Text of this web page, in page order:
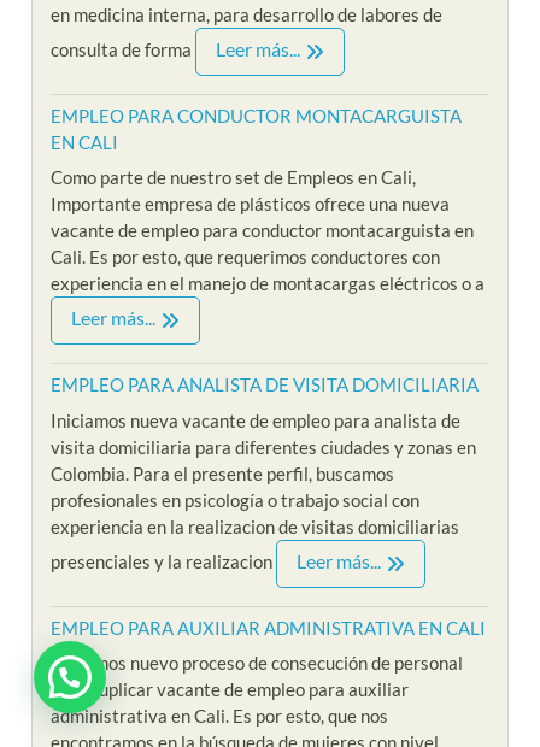
en medicina interna, para desarrollo de labores de
consulta de forma
Leer más...
EMPLEO PARA CONDUCTOR MONTACARGUISTA
EN CALI
Como parte de nuestro set de Empleos en Cali,
Importante empresa de plásticos ofrece una nueva
vacante de empleo para conductor montacarguista en
Cali. Es por esto, que requerimos conductores con
experiencia en el manejo de montacargas eléctricos o a
Leer más...
EMPLEO PARA ANALISTA DE VISITA DOMICILIARIA
Iniciamos nueva vacante de empleo para analista de
visita domiciliaria para diferentes ciudades y zonas en
Colombia. Para el presente perfil, buscamos
profesionales en psicología o trabajo social con
experiencia en la realizacion de visitas domiciliarias
presenciales y la realizacion
Leer más...
EMPLEO PARA AUXILIAR ADMINISTRATIVA EN CALI
Iniciamos nuevo proceso de consecución de personal
para suplicar vacante de empleo para auxiliar
administrativa en Cali. Es por esto, que nos
encontramos en la búsqueda de mujeres con nivel